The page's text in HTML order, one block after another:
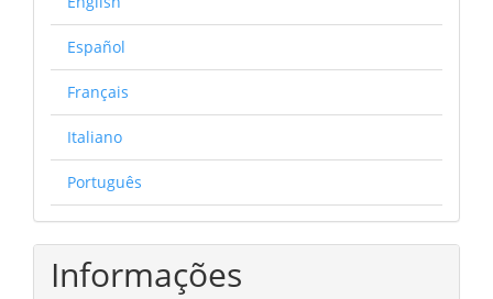
Español
Français
Italiano
Português
Informações